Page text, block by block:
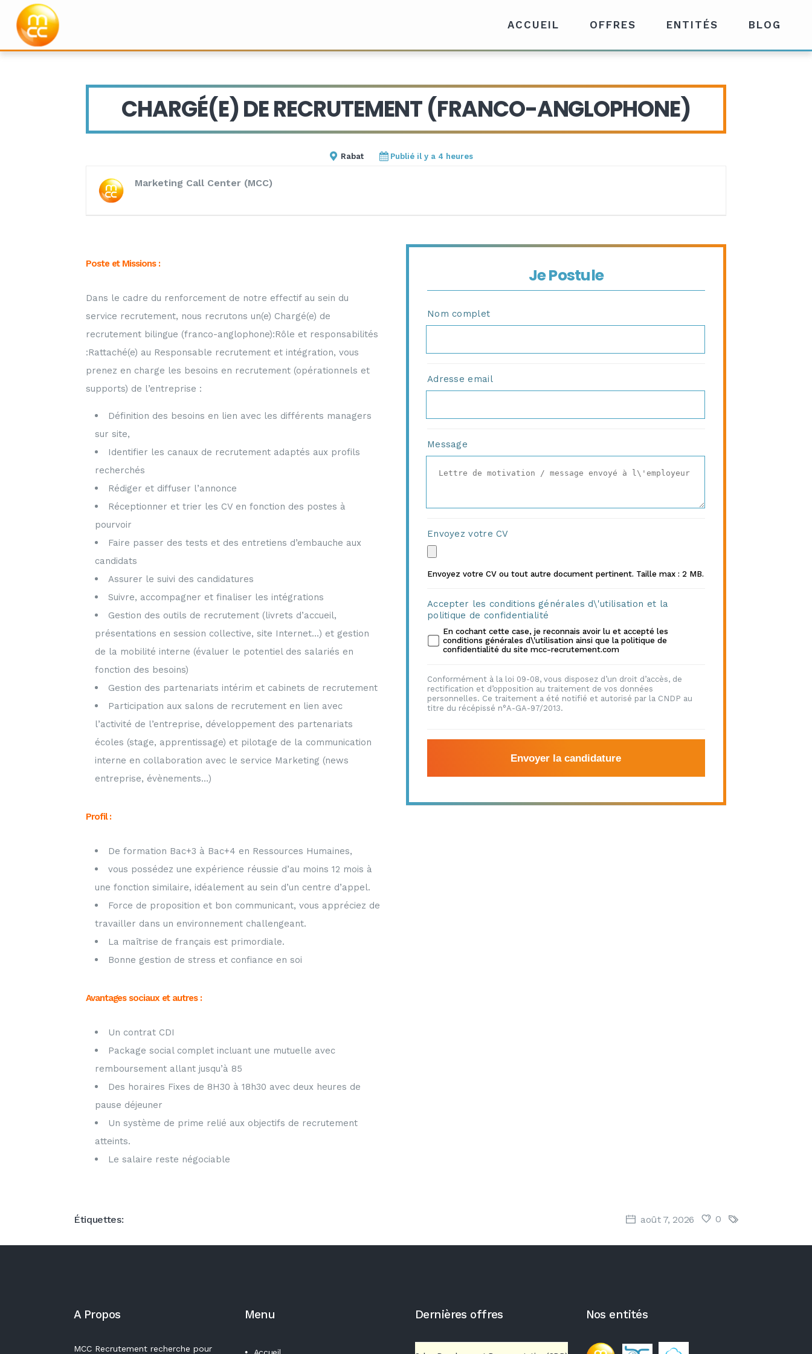
ACCUEIL OFFRES ENTITÉS BLOG
Chargé(e) de recrutement (Franco-anglophone)
CHARGÉ(E) DE RECRUTEMENT (FRANCO-ANGLOPHONE)
Rabat Publié il y a 4 heures
Marketing Call Center (MCC)
Poste et Missions :
Dans le cadre du renforcement de notre effectif au sein du
service recrutement, nous recrutons un(e) Chargé(e) de
recrutement bilingue (franco-anglophone):Rôle et responsabilités
:Rattaché(e) au Responsable recrutement et intégration, vous
prenez en charge les besoins en recrutement (opérationnels et
supports) de l’entreprise :
Définition des besoins en lien avec les différents managers
sur site,
Identifier les canaux de recrutement adaptés aux profils
recherchés
Rédiger et diffuser l’annonce
Réceptionner et trier les CV en fonction des postes à
pourvoir
Faire passer des tests et des entretiens d’embauche aux
candidats
Assurer le suivi des candidatures
Suivre, accompagner et finaliser les intégrations
Gestion des outils de recrutement (livrets d’accueil,
présentations en session collective, site Internet…) et gestion
de la mobilité interne (évaluer le potentiel des salariés en
fonction des besoins)
Gestion des partenariats intérim et cabinets de recrutement
Participation aux salons de recrutement en lien avec
l’activité de l’entreprise, développement des partenariats
écoles (stage, apprentissage) et pilotage de la communication
interne en collaboration avec le service Marketing (news
entreprise, évènements…)
Profil :
De formation Bac+3 à Bac+4 en Ressources Humaines,
vous possédez une expérience réussie d’au moins 12 mois à
une fonction similaire, idéalement au sein d’un centre d’appel.
Force de proposition et bon communicant, vous appréciez de
travailler dans un environnement challengeant.
La maîtrise de français est primordiale.
Bonne gestion de stress et confiance en soi
Avantages sociaux et autres :
Un contrat CDI
Package social complet incluant une mutuelle avec
remboursement allant jusqu’à 85
Des horaires Fixes de 8H30 à 18h30 avec deux heures de
pause déjeuner
Un système de prime relié aux objectifs de recrutement
atteints.
Le salaire reste négociable
Je Postule
Nom complet
Adresse email
Message
Envoyez votre CV
Envoyez votre CV ou tout autre document pertinent. Taille max : 2 MB.
Accepter les conditions générales d\'utilisation et la
politique de confidentialité
En cochant cette case, je reconnais avoir lu et accepté les
conditions générales d\'utilisation ainsi que la politique de
confidentialité du site mcc-recrutement.com
Conformément à la loi 09-08, vous disposez d’un droit d’accès, de
rectification et d’opposition au traitement de vos données
personnelles. Ce traitement a été notifié et autorisé par la CNDP au
titre du récépissé n°A-GA-97/2013.
Étiquettes: août 7, 2026 0
A Propos
MCC Recrutement recherche pour
Menu Dernières offres Nos entités